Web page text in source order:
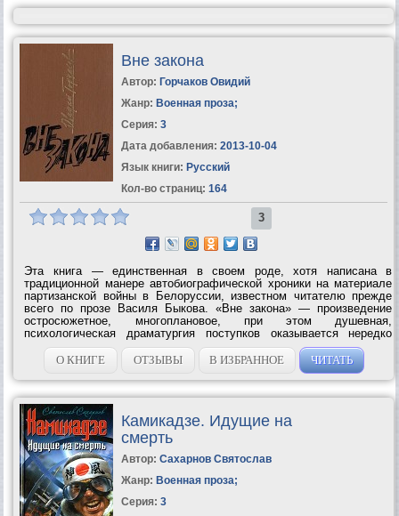
Вне закона
Автор: Горчаков Овидий
Жанр: Военная проза;
Серия: 3
Дата добавления: 2013-10-04
Язык книги: Русский
Кол-во страниц: 164
3
Эта книга — единственная в своем роде, хотя написана в
традиционной манере автобиографической хроники на материале
партизанской войны в Белоруссии, известном читателю прежде
всего по прозе Василя Быкова. «Вне закона» — произведение
остросюжетное, многоплановое, при этом душевная,
психологическая драматургия поступков оказывается нередко
увлекательнее самых занимательных описаний происходящих
событий. Народная война...
О КНИГЕ ОТЗЫВЫ В ИЗБРАННОЕ ЧИТАТЬ
Камикадзе. Идущие на
смерть
Автор: Сахарнов Святослав
Жанр: Военная проза;
Серия: 3